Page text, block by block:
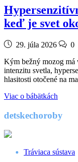
keď je svet
29. júla 2026
0
Kým bežný mozog má
intenzitu svetla,
hlasitosti otočené na
Viac o bábätkách
detskechoroby
Tráviaca sústava